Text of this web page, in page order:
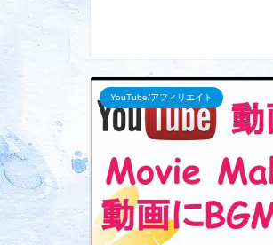
YouTube/アフィリエイト